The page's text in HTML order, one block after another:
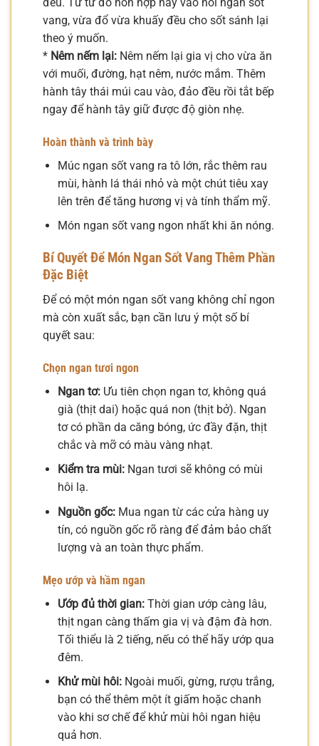
vang, vừa đổ vừa khuấy đều cho sốt sánh lại
theo ý muốn.
* Nêm nếm lại: Nêm nếm lại gia vị cho vừa ăn
với muối, đường, hạt nêm, nước mắm. Thêm
hành tây thái múi cau vào, đảo đều rồi tắt bếp
ngay để hành tây giữ được độ giòn nhẹ.
Hoàn thành và trình bày
Múc ngan sốt vang ra tô lớn, rắc thêm rau
mùi, hành lá thái nhỏ và một chút tiêu xay
lên trên để tăng hương vị và tính thẩm mỹ.
Món ngan sốt vang ngon nhất khi ăn nóng.
Bí Quyết Để Món Ngan Sốt Vang Thêm Phần
Đặc Biệt
Để có một món ngan sốt vang không chỉ ngon
mà còn xuất sắc, bạn cần lưu ý một số bí
quyết sau:
Chọn ngan tươi ngon
Ngan tơ:Ưu tiên chọn ngan tơ, không quá
già (thịt dai) hoặc quá non (thịt bở). Ngan
tơ có phần da căng bóng, ức đầy đặn, thịt
chắc và mỡ có màu vàng nhạt.
Kiểm tra mùi:Ngan tươi sẽ không có mùi
hôi lạ.
Nguồn gốc:Mua ngan từ các cửa hàng uy
tín, có nguồn gốc rõ ràng để đảm bảo chất
lượng và an toàn thực phẩm.
Mẹo ướp và hầm ngan
Ướp đủ thời gian:Thời gian ướp càng lâu,
thịt ngan càng thấm gia vị và đậm đà hơn.
Tối thiểu là 2 tiếng, nếu có thể hãy ướp qua
đêm.
Khử mùi hôi:Ngoài muối, gừng, rượu trắng,
bạn có thể thêm một ít giấm hoặc chanh
vào khi sơ chế để khử mùi hôi ngan hiệu
quả hơn.